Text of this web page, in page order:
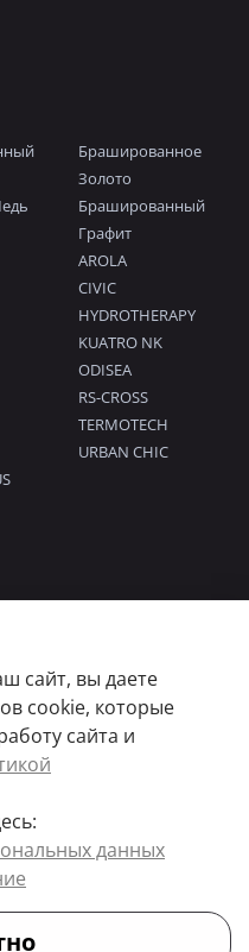
Брашированное
Золото
Брашированный
Графит
AROLA
CIVIC
HYDROTHERAPY
KUATRO NK
ODISEA
RS-CROSS
TERMOTECH
URBAN CHIC
комплектация и цвета носят
характер.
уточняйте у менеджера.
сайт, вы даете
cookie, которые
сайта и
данных